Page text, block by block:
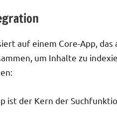
auf einem Core-App,
um Inhalte zu
ist der Kern der